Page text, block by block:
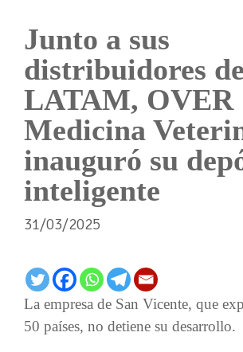
Junto a sus
distribuidores de
LATAM, OVER
Medicina
inauguró su
inteligente
31/03/2025
La empresa de San Vicente, que
50 países, no detiene su desarrollo.